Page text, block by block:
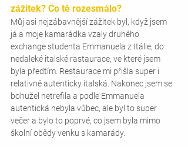
zážitek? Co tě rozesmálo?
Můj asi nejzábavnější zážitek byl, když jsem
já a moje kamarádka vzaly druhého
exchange studenta Emmanuela z Itálie, do
nedaleké italské rastaurace, ve které jsem
byla předtím. Restaurace mi přišla super i
relativně autenticky italská. Nakonec jsem se
bohužel netrefila a podle Emmanuela
autentická nebyla vůbec, ale byl to super
večer a bylo to poprvé, co jsem byla mimo
školní obědy venku s kamarády.